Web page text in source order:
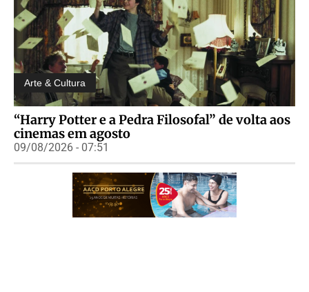
Arte & Cultura
“Harry Potter e a Pedra Filosofal” de volta aos
cinemas em agosto
09/08/2026 - 07:51